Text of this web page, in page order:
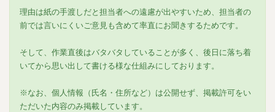
理由は紙の手渡しだと担当者への遠慮が出やすいため、担当者の
前では言いにくいご意見も含めて率直にお聞きするためです。
そして、作業直後はバタバタしていることが多く、後日に落ち着
いてから思い出して書ける様な仕組みにしております。
※なお、個人情報（氏名・住所など）は公開せず、掲載許可をい
ただいた内容のみ掲載しています。